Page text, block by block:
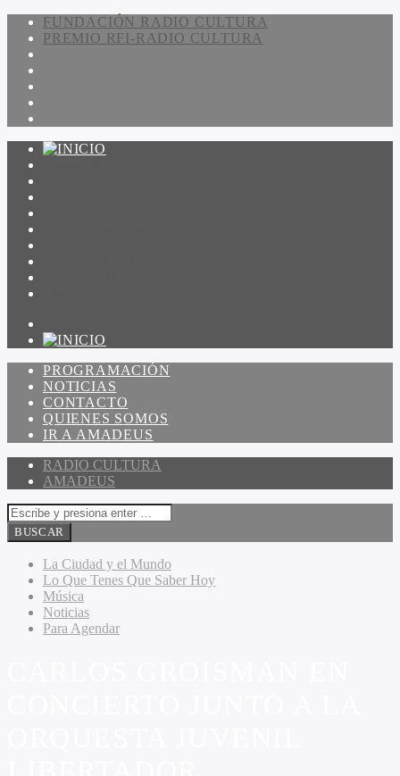
FUNDACIÓN RADIO CULTURA
PREMIO RFI-RADIO CULTURA
PROGRAMACIÓN
NOTICIAS
CONTACTO
QUIENES SOMOS
IR A AMADEUS
RADIO CULTURA
AMADEUS
La Ciudad y el Mundo
Lo Que Tenes Que Saber Hoy
Música
Noticias
Para Agendar